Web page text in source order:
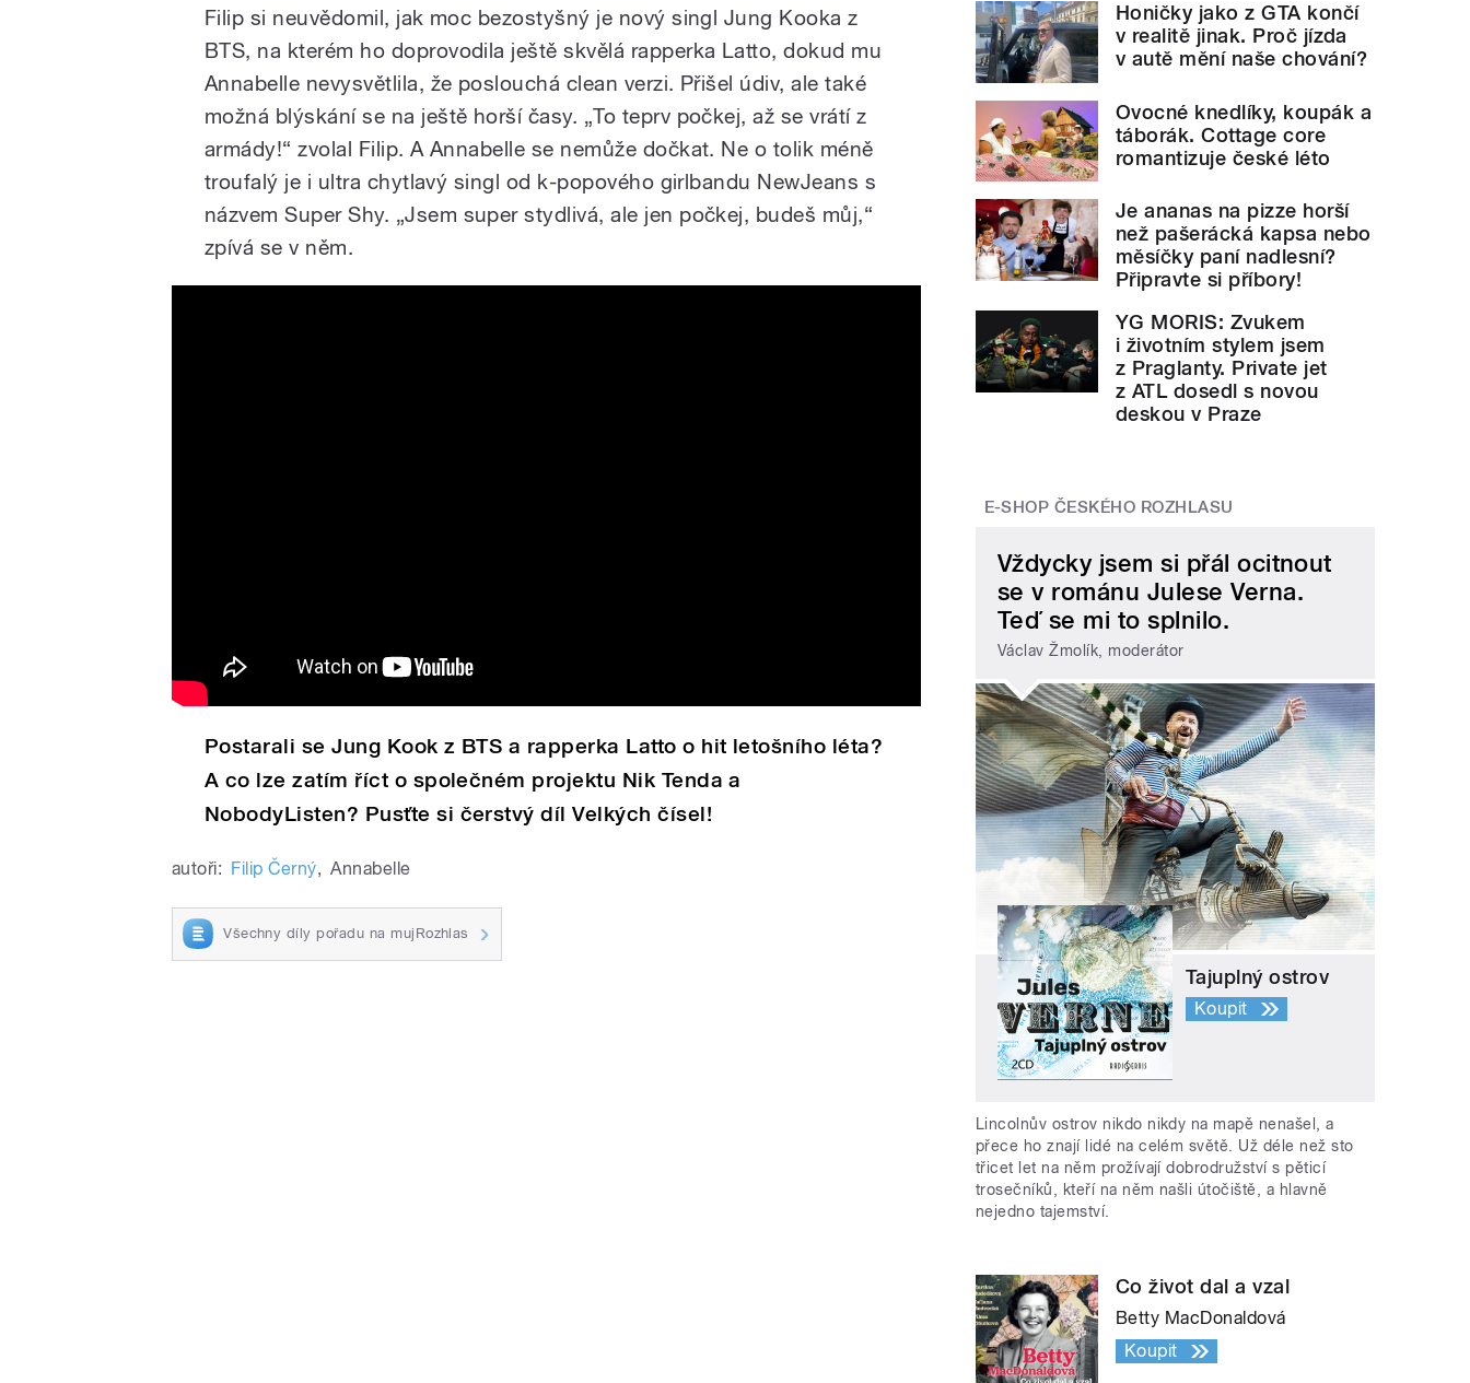
Filip si neuvědomil, jak moc bezostyšný je nový singl Jung Kooka z
BTS, na kterém ho doprovodila ještě skvělá rapperka Latto, dokud mu
Annabelle nevysvětlila, že poslouchá clean verzi. Přišel údiv, ale také
možná blýskání se na ještě horší časy. „To teprv počkej, až se vrátí z
armády!“ zvolal Filip. A Annabelle se nemůže dočkat. Ne o tolik méně
troufalý je i ultra chytlavý singl od k-popového girlbandu NewJeans s
názvem Super Shy. „Jsem super stydlivá, ale jen počkej, budeš můj,“
zpívá se v něm.
Postarali se Jung Kook z BTS a rapperka Latto o hit letošního léta?
A co lze zatím říct o společném projektu Nik Tenda a
NobodyListen? Pusťte si čerstvý díl Velkých čísel!
autoři: Filip Černý, Annabelle
Všechny díly pořadu na mujRozhlas
Honičky jako z GTA končí
v realitě jinak. Proč jízda
v autě mění naše chování?
Ovocné knedlíky, koupák a
táborák. Cottage core
romantizuje české léto
Je ananas na pizze horší
než pašerácká kapsa nebo
měsíčky paní nadlesní?
Připravte si příbory!
YG MORIS: Zvukem
i životním stylem jsem
z Praglanty. Private jet
z ATL dosedl s novou
deskou v Praze
E-SHOP ČESKÉHO ROZHLASU
Vždycky jsem si přál ocitnout
se v románu Julese Verna.
Teď se mi to splnilo.
Václav Žmolík, moderátor
Tajuplný ostrov
Koupit
Lincolnův ostrov nikdo nikdy na mapě nenašel, a
přece ho znají lidé na celém světě. Už déle než sto
třicet let na něm prožívají dobrodružství s pěticí
trosečníků, kteří na něm našli útočiště, a hlavně
nejedno tajemství.
Co život dal a vzal
Betty MacDonaldová
Koupit